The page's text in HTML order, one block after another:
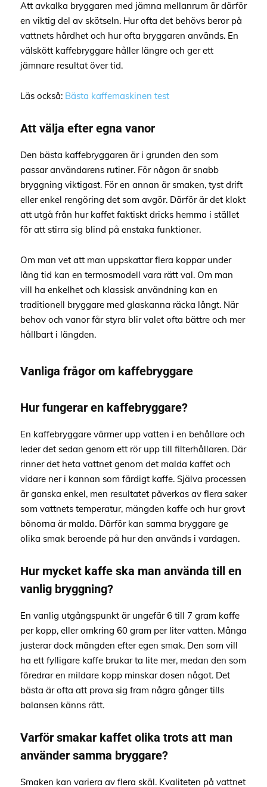
Att avkalka bryggaren med jämna mellanrum är därför
en viktig del av skötseln. Hur ofta det behövs beror på
vattnets hårdhet och hur ofta bryggaren används. En
välskött kaffebryggare håller längre och ger ett
jämnare resultat över tid.
Läs också: Bästa kaffemaskinen test
Att välja efter egna vanor
Den bästa kaffebryggaren är i grunden den som
passar användarens rutiner. För någon är snabb
bryggning viktigast. För en annan är smaken, tyst drift
eller enkel rengöring det som avgör. Därför är det klokt
att utgå från hur kaffet faktiskt dricks hemma i stället
för att stirra sig blind på enstaka funktioner.
Om man vet att man uppskattar flera koppar under
lång tid kan en termosmodell vara rätt val. Om man
vill ha enkelhet och klassisk användning kan en
traditionell bryggare med glaskanna räcka långt. När
behov och vanor får styra blir valet ofta bättre och mer
hållbart i längden.
Vanliga frågor om kaffebryggare
Hur fungerar en kaffebryggare?
En kaffebryggare värmer upp vatten i en behållare och
leder det sedan genom ett rör upp till filterhållaren. Där
rinner det heta vattnet genom det malda kaffet och
vidare ner i kannan som färdigt kaffe. Själva processen
är ganska enkel, men resultatet påverkas av flera saker
som vattnets temperatur, mängden kaffe och hur grovt
bönorna är malda. Därför kan samma bryggare ge
olika smak beroende på hur den används i vardagen.
Hur mycket kaffe ska man använda till en
vanlig bryggning?
En vanlig utgångspunkt är ungefär 6 till 7 gram kaffe
per kopp, eller omkring 60 gram per liter vatten. Många
justerar dock mängden efter egen smak. Den som vill
ha ett fylligare kaffe brukar ta lite mer, medan den som
föredrar en mildare kopp minskar dosen något. Det
bästa är ofta att prova sig fram några gånger tills
balansen känns rätt.
Varför smakar kaffet olika trots att man
använder samma bryggare?
Smaken kan variera av flera skäl. Kvaliteten på vattnet